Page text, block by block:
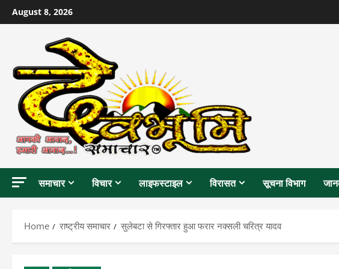
Skip
to
August 8, 2026
समाचार विचार लाइफस्टाइल विरासत सूचना विभाग
Home राष्ट्रीय समाचार सुलेबटा से गिरफ्तार हुआ फरार नक्सली चरित्र यादव